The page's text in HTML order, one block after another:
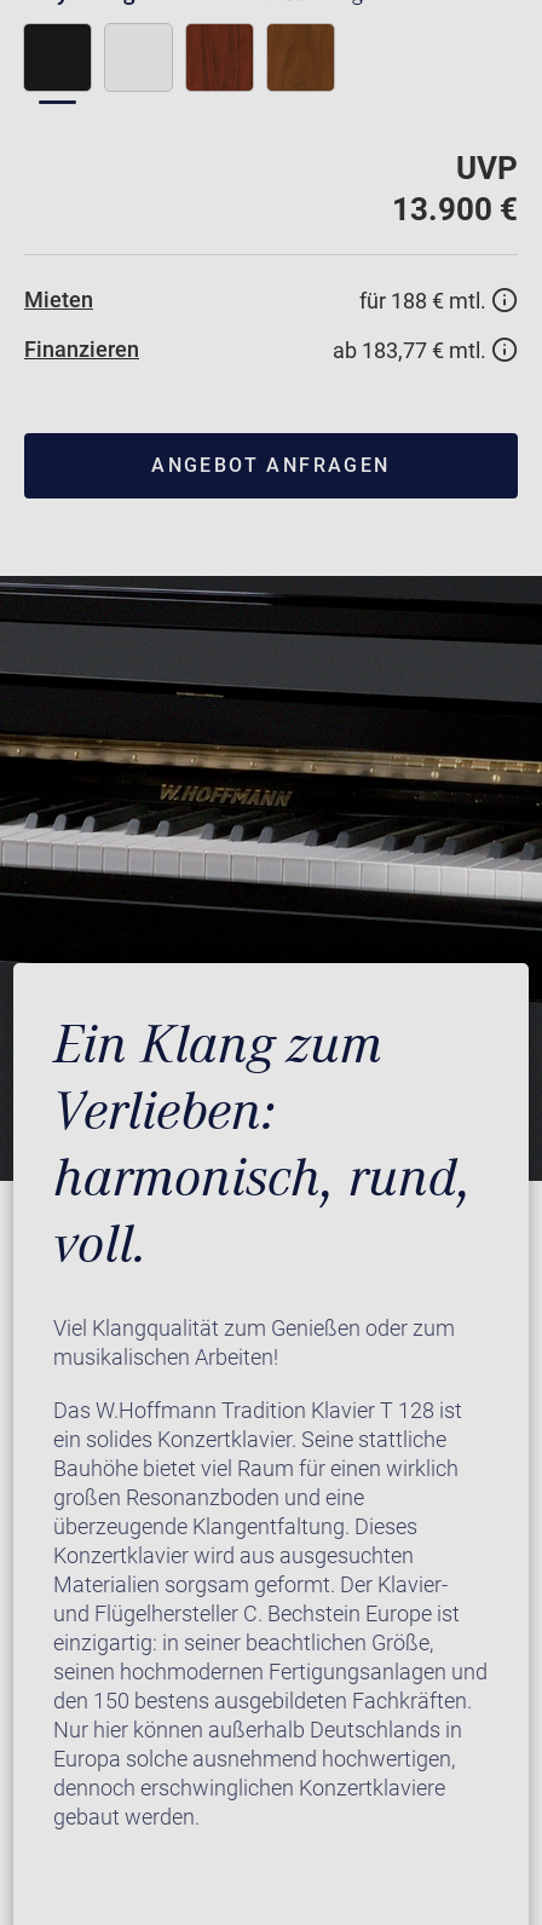
UVP
13.900 €
Mieten
für 188 € mtl.
Finanzieren
ab 183,77 € mtl.
ANGEBOT ANFRAGEN
Ein Klang zum
Verlieben:
harmonisch, rund,
voll.
Viel Klangqualität zum Genießen oder zum
musikalischen Arbeiten!
Das W.Hoffmann Tradition Klavier T 128 ist
ein solides Konzertklavier. Seine stattliche
Bauhöhe bietet viel Raum für einen wirklich
großen Resonanzboden und eine
überzeugende Klangentfaltung. Dieses
Konzertklavier wird aus ausgesuchten
Materialien sorgsam geformt. Der Klavier-
und Flügelhersteller C. Bechstein Europe ist
einzigartig: in seiner beachtlichen Größe,
seinen hochmodernen Fertigungsanlagen und
den 150 bestens ausgebildeten Fachkräften.
Nur hier können außerhalb Deutschlands in
Europa solche ausnehmend hochwertigen,
dennoch erschwinglichen Konzertklaviere
gebaut werden.